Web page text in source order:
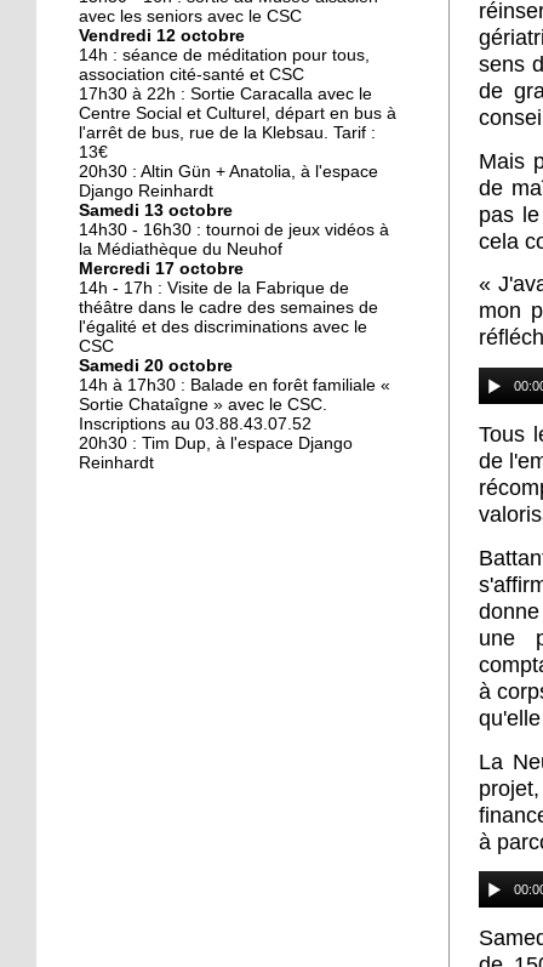
19 octobre 2017
Face au challenge du
numérique
19 octobre 2017
La précarité tue
18 octobre 2017
Quatre décennies au
chevet du Neuhof
18 octobre 2017
Kamisa Negra : première !
avec les seniors avec le CSC
Vendredi 12 octobre
14h : séance de méditation pour tous,
association cité-santé et CSC
17h30 à 22h : Sortie Caracalla avec le
Centre Social et Culturel, départ en bus à
l'arrêt de bus, rue de la Klebsau. Tarif :
13€
20h30 : Altin Gün + Anatolia, à l'espace
Django Reinhardt
Samedi 13 octobre
14h30 - 16h30 : tournoi de jeux vidéos à
la Médiathèque du Neuhof
Mercredi 17 octobre
14h - 17h : Visite de la Fabrique de
théâtre dans le cadre des semaines de
l'égalité et des discriminations avec le
CSC
Samedi 20 octobre
14h à 17h30 : Balade en forêt familiale «
Sortie Chataîgne » avec le CSC.
Inscriptions au 03.88.43.07.52
20h30 : Tim Dup, à l'espace Django
Reinhardt
sens
de
Mais
de
pas
cela
«
mon
Tous
de
une
à
La
à